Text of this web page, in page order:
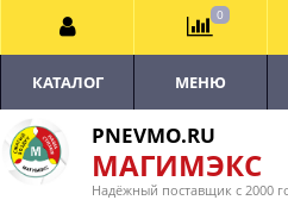
PNEVMO.RU
МАГИМЭКС
Надёжный поставщик с 2000
КАТАЛОГ МЕНЮ
0